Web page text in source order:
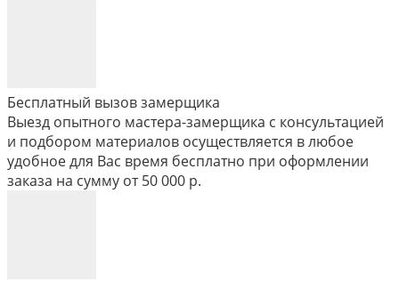
Бесплатный вызов замерщика
Выезд опытного мастера-замерщика с консультацией
и подбором материалов осуществляется в любое
удобное для Вас время бесплатно при оформлении
заказа на сумму от 50 000 р.